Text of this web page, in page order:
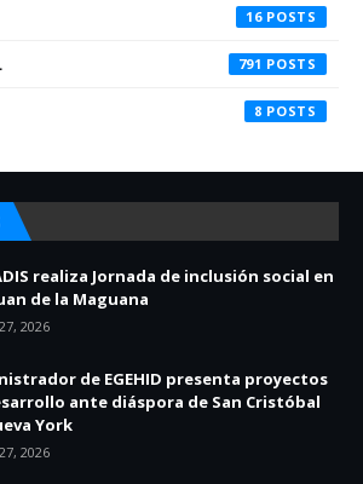
16
791
8
realiza Jornada de inclusión social en
de la Maguana
2026
de EGEHID presenta proyectos
ante diáspora de San Cristóbal
York
2026